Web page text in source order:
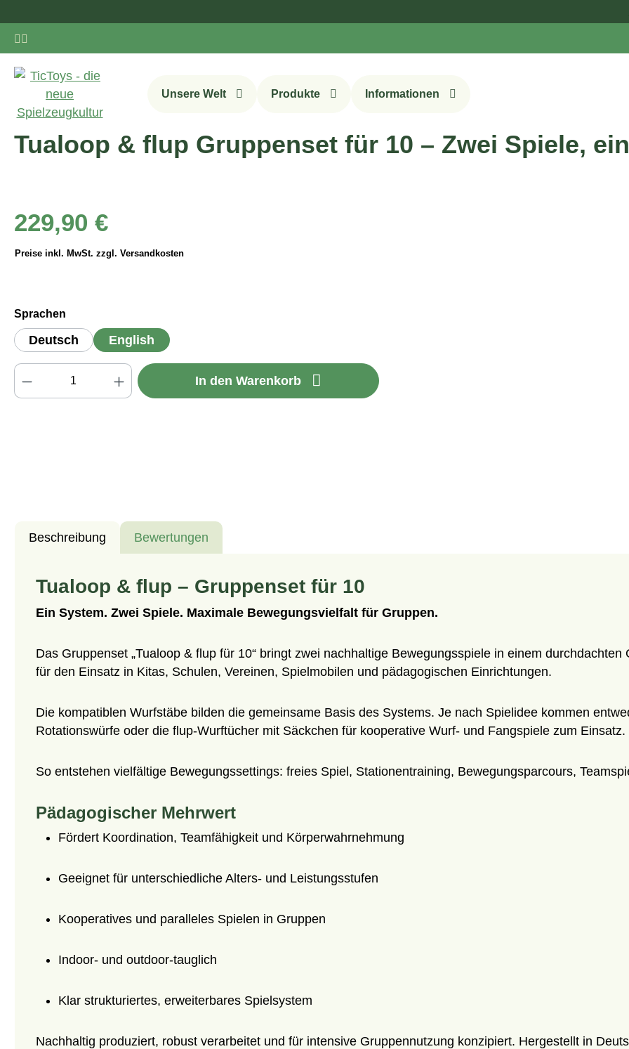
Melde
Unsere Welt Produkte Informationen
Tualoop & flup Gruppenset für 10 – Zwei Spiele,
Regulärer Preis:
229,90 €
Preise inkl. MwSt. zzgl. Versandkosten
Sprachen
Deutsch English
Produkt Anzahl: Gib den gewünschten Wert ein oder benutze die Schaltflächen
In den Warenkorb
Beschreibung Bewertungen
Tualoop & flup – Gruppenset für 10
Ein System. Zwei Spiele. Maximale Bewegungsvielfalt für Gruppen.
Das Gruppenset „Tualoop & flup für 10“ bringt zwei nachhaltige Bewegungsspiele in einem
für den Einsatz in Kitas, Schulen, Vereinen, Spielmobilen und pädagogischen Einrichtungen.
Die kompatiblen Wurfstäbe bilden die gemeinsame Basis des Systems. Je nach Spielidee kommen
Rotationswürfe oder die flup-Wurftücher mit Säckchen für kooperative Wurf- und Fangspiele zum Einsatz.
So entstehen vielfältige Bewegungssettings: freies Spiel, Stationentraining, Bewegungsparcours,
Pädagogischer Mehrwert
Fördert Koordination, Teamfähigkeit und Körperwahrnehmung
Geeignet für unterschiedliche Alters- und Leistungsstufen
Kooperatives und paralleles Spielen in Gruppen
Indoor- und outdoor-tauglich
Klar strukturiertes, erweiterbares Spielsystem
Nachhaltig produziert, robust verarbeitet und für intensive Gruppennutzung konzipiert. Hergestellt in